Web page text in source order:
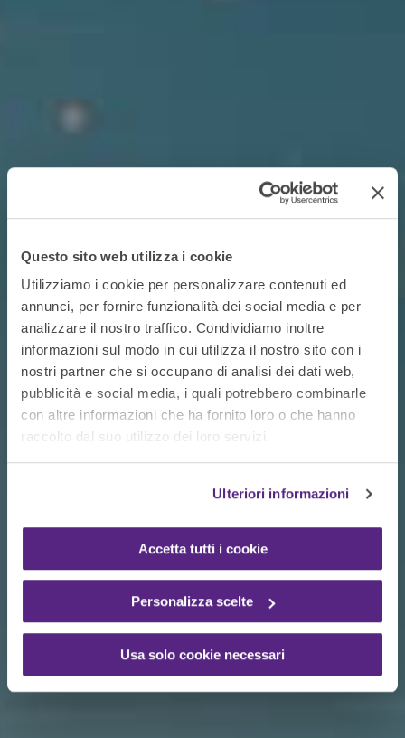
Questo sito web utilizza i cookie
Utilizziamo i cookie per personalizzare contenuti ed
annunci, per fornire funzionalità dei social media e per
analizzare il nostro traffico. Condividiamo inoltre
informazioni sul modo in cui utilizza il nostro sito con i
nostri partner che si occupano di analisi dei dati web,
pubblicità e social media, i quali potrebbero combinarle
con altre informazioni che ha fornito loro o che hanno
raccolto dal suo utilizzo dei loro servizi.
Ulteriori informazioni
Accetta tutti i cookie
Personalizza scelte
Usa solo cookie necessari
Soluzioni ITin sede o
in cloud
Tecnologie scalabili, sicure e gestite per